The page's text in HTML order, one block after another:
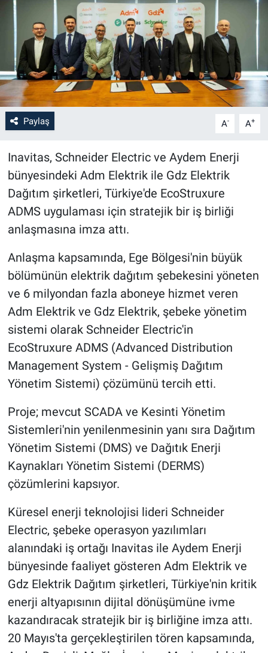
Paylaş A- A+
Inavitas, Schneider Electric ve Aydem Enerji
bünyesindeki Adm Elektrik ile Gdz Elektrik
Dağıtım şirketleri, Türkiye'de EcoStruxure
ADMS uygulaması için stratejik bir iş birliği
anlaşmasına imza attı.
Anlaşma kapsamında, Ege Bölgesi'nin büyük
bölümünün elektrik dağıtım şebekesini yöneten
ve 6 milyondan fazla aboneye hizmet veren
Adm Elektrik ve Gdz Elektrik, şebeke yönetim
sistemi olarak Schneider Electric'in
EcoStruxure ADMS (Advanced Distribution
Management System - Gelişmiş Dağıtım
Yönetim Sistemi) çözümünü tercih etti.
Proje; mevcut SCADA ve Kesinti Yönetim
Sistemleri'nin yenilenmesinin yanı sıra Dağıtım
Yönetim Sistemi (DMS) ve Dağıtık Enerji
Kaynakları Yönetim Sistemi (DERMS)
çözümlerini kapsıyor.
Küresel enerji teknolojisi lideri Schneider
Electric, şebeke operasyon yazılımları
alanındaki iş ortağı Inavitas ile Aydem Enerji
bünyesinde faaliyet gösteren Adm Elektrik ve
Gdz Elektrik Dağıtım şirketleri, Türkiye'nin kritik
enerji altyapısının dijital dönüşümüne ivme
kazandıracak stratejik bir iş birliğine imza attı.
20 Mayıs'ta gerçekleştirilen tören kapsamında,